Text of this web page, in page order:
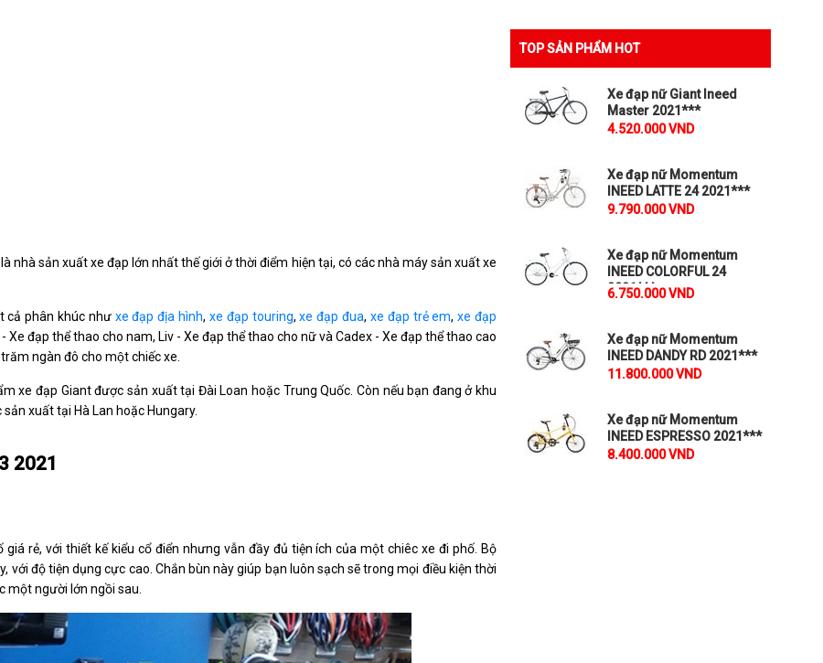
nhà sản xuất xe đạp lớn nhất thế giới ở thời điểm hiện tại, có các nhà máy sản xuất xe
cả phân khúc như xe đạp địa hình, xe đạp touring,xe đạp đua, xe đạp trẻ em,xe đạp
Xe đạp thể thao cho nam, Liv - Xe đạp thể thao cho nữ và Cadex - Xe đạp thể thao cao
ngàn đô cho một chiếc xe.
xe đạp Giant được sản xuất tại Đài Loan hoặc Trung Quốc. Còn nếu bạn đang ở khu
xuất tại Hà Lan hoặc Hungary.
2021
giá rẻ, với thiết kế kiểu cổ điển nhưng vẫn đầy đủ tiện ích của một chiêc xe đi phố. Bộ
độ tiện dụng cực cao. Chắn bùn này giúp bạn luôn sạch sẽ trong mọi điều kiện thời
một người lớn ngồi sau.
TOP SẢN PHẨM HOT
Xe đạp nữ Giant Ineed
Master 2021***
4.520.000 VND
Xe đạp nữ Momentum
INEED LATTE 24 2021***
9.790.000 VND
Xe đạp nữ Momentum
INEED COLORFUL 24
2021***
6.750.000 VND
Xe đạp nữ Momentum
INEED DANDY RD 2021***
11.800.000 VND
Xe đạp nữ Momentum
INEED ESPRESSO 2021***
8.400.000 VND